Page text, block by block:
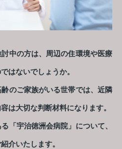
中の方は、周辺の住環境や医療
はないでしょうか。
のご家族がいる世帯では、近隣
は大切な判断材料になります。
「宇治徳洲会病院」について、
介いたします。